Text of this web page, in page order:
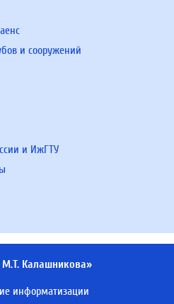
и сооружений
и ИжГТУ
Калашникова»
информатизации